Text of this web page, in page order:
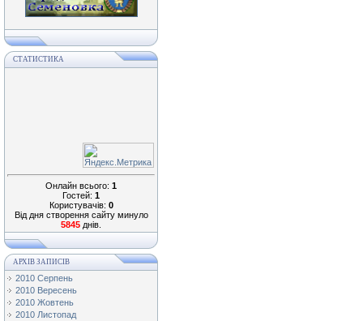
СТАТИСТИКА
Онлайн всього: 1
Гостей: 1
Користувачів: 0
Від дня створення сайту минуло
5845 днів.
АРХІВ ЗАПИСІВ
2010 Серпень
2010 Вересень
2010 Жовтень
2010 Листопад